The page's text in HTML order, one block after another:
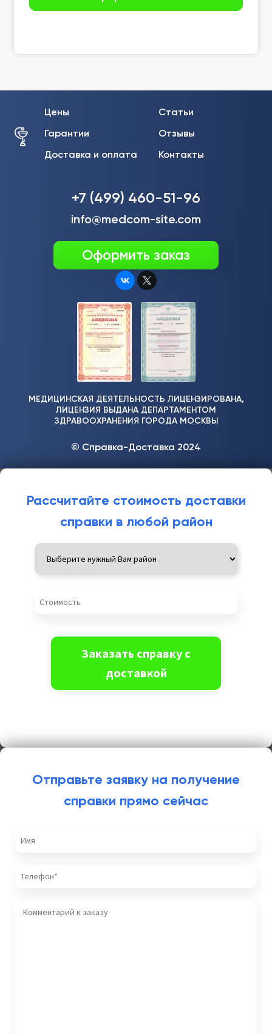
Цены
Гарантии
Доставка и оплата
Статьи
Отзывы
Контакты
МЕДИЦИНСКАЯ ДЕЯТЕЛЬНОСТЬ ЛИЦЕНЗИРОВАНА,
ЛИЦЕНЗИЯ ВЫДАНА ДЕПАРТАМЕНТОМ
ЗДРАВООХРАНЕНИЯ ГОРОДА МОСКВЫ
+7 (499) 460-51-96
info@medcom-site.com
Оформить заказ
© Справка-Доставка 2024
Рассчитайте стоимость доставки
справки в любой район
Отправьте заявку на получение
справки прямо сейчас